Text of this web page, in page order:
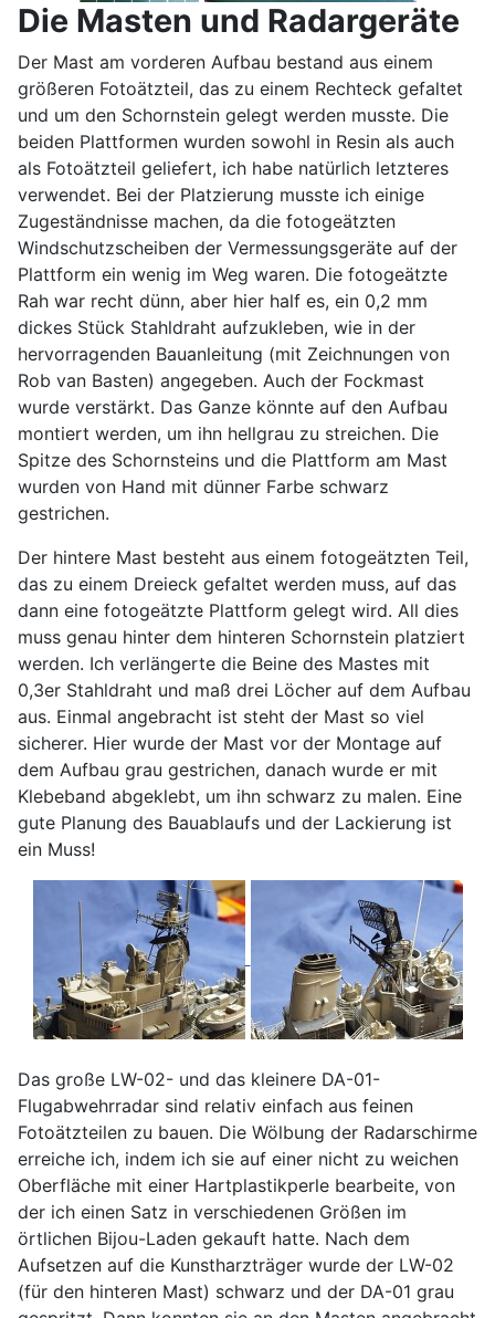
Die Masten und Radargeräte
Der Mast am vorderen Aufbau bestand aus einem
größeren Fotoätzteil, das zu einem Rechteck gefaltet
und um den Schornstein gelegt werden musste. Die
beiden Plattformen wurden sowohl in Resin als auch
als Fotoätzteil geliefert, ich habe natürlich letzteres
verwendet. Bei der Platzierung musste ich einige
Zugeständnisse machen, da die fotogeätzten
Windschutzscheiben der Vermessungsgeräte auf der
Plattform ein wenig im Weg waren. Die fotogeätzte
Rah war recht dünn, aber hier half es, ein 0,2 mm
dickes Stück Stahldraht aufzukleben, wie in der
hervorragenden Bauanleitung (mit Zeichnungen von
Rob van Basten) angegeben. Auch der Fockmast
wurde verstärkt. Das Ganze könnte auf den Aufbau
montiert werden, um ihn hellgrau zu streichen. Die
Spitze des Schornsteins und die Plattform am Mast
wurden von Hand mit dünner Farbe schwarz
gestrichen.
Der hintere Mast besteht aus einem fotogeätzten Teil,
das zu einem Dreieck gefaltet werden muss, auf das
dann eine fotogeätzte Plattform gelegt wird. All dies
muss genau hinter dem hinteren Schornstein platziert
werden. Ich verlängerte die Beine des Mastes mit
0,3er Stahldraht und maß drei Löcher auf dem Aufbau
aus. Einmal angebracht ist steht der Mast so viel
sicherer. Hier wurde der Mast vor der Montage auf
dem Aufbau grau gestrichen, danach wurde er mit
Klebeband abgeklebt, um ihn schwarz zu malen. Eine
gute Planung des Bauablaufs und der Lackierung ist
ein Muss!
Das große LW-02- und das kleinere DA-01-
Flugabwehrradar sind relativ einfach aus feinen
Fotoätzteilen zu bauen. Die Wölbung der Radarschirme
erreiche ich, indem ich sie auf einer nicht zu weichen
Oberfläche mit einer Hartplastikperle bearbeite, von
der ich einen Satz in verschiedenen Größen im
örtlichen Bijou-Laden gekauft hatte. Nach dem
Aufsetzen auf die Kunstharzträger wurde der LW-02
(für den hinteren Mast) schwarz und der DA-01 grau